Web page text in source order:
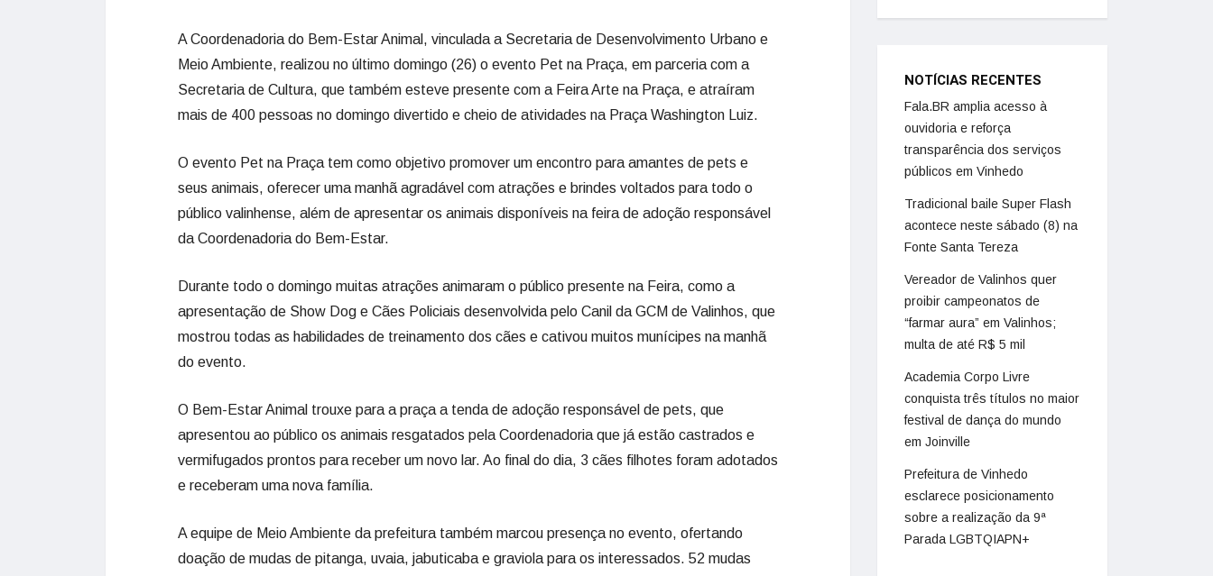
A Coordenadoria do Bem-Estar Animal, vinculada a Secretaria de Desenvolvimento Urbano e
Meio Ambiente, realizou no último domingo (26) o evento Pet na Praça, em parceria com a
Secretaria de Cultura, que também esteve presente com a Feira Arte na Praça, e atraíram
mais de 400 pessoas no domingo divertido e cheio de atividades na Praça Washington Luiz.
O evento Pet na Praça tem como objetivo promover um encontro para amantes de pets e
seus animais, oferecer uma manhã agradável com atrações e brindes voltados para todo o
público valinhense, além de apresentar os animais disponíveis na feira de adoção responsável
da Coordenadoria do Bem-Estar.
Durante todo o domingo muitas atrações animaram o público presente na Feira, como a
apresentação de Show Dog e Cães Policiais desenvolvida pelo Canil da GCM de Valinhos, que
mostrou todas as habilidades de treinamento dos cães e cativou muitos munícipes na manhã
do evento.
O Bem-Estar Animal trouxe para a praça a tenda de adoção responsável de pets, que
apresentou ao público os animais resgatados pela Coordenadoria que já estão castrados e
vermifugados prontos para receber um novo lar. Ao final do dia, 3 cães filhotes foram adotados
e receberam uma nova família.
A equipe de Meio Ambiente da prefeitura também marcou presença no evento, ofertando
doação de mudas de pitanga, uvaia, jabuticaba e graviola para os interessados. 52 mudas
NOTÍCIAS RECENTES
Fala.BR amplia acesso à
ouvidoria e reforça
transparência dos serviços
públicos em Vinhedo
Tradicional baile Super Flash
acontece neste sábado (8) na
Fonte Santa Tereza
Vereador de Valinhos quer
proibir campeonatos de
“farmar aura” em Valinhos;
multa de até R$ 5 mil
Academia Corpo Livre
conquista três títulos no maior
festival de dança do mundo
em Joinville
Prefeitura de Vinhedo
esclarece posicionamento
sobre a realização da 9ª
Parada LGBTQIAPN+